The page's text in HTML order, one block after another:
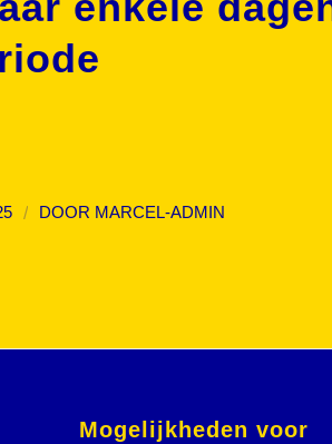
/ DOOR MARCEL-ADMIN
Mogelijkheden voor